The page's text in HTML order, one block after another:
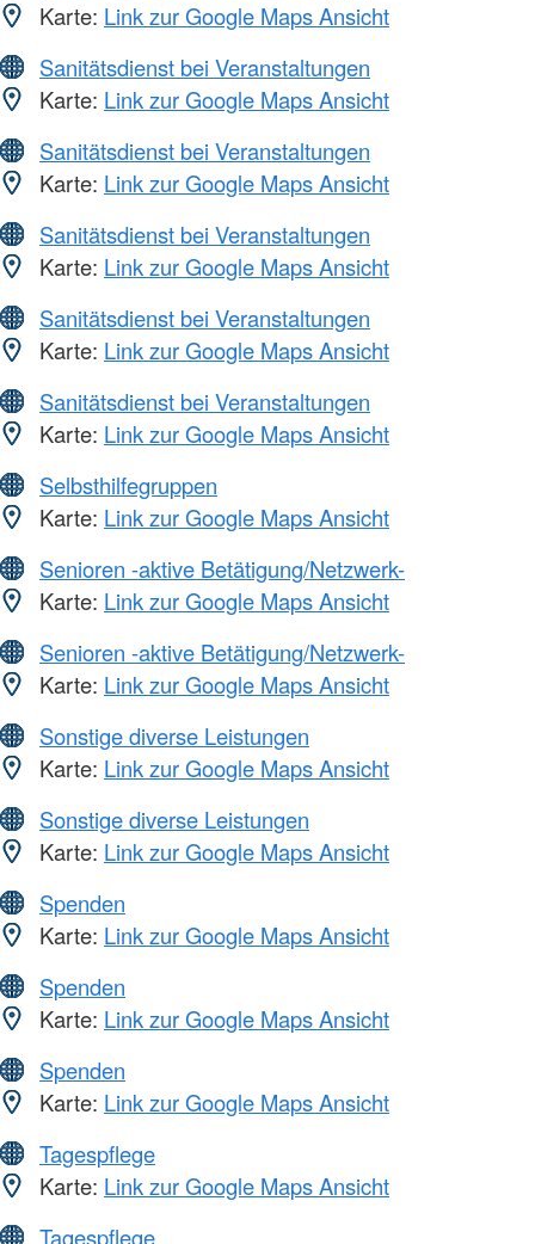
Karte: Link zur Google Maps Ansicht
Sanitätsdienst bei Veranstaltungen
Karte: Link zur Google Maps Ansicht
Sanitätsdienst bei Veranstaltungen
Karte: Link zur Google Maps Ansicht
Sanitätsdienst bei Veranstaltungen
Karte: Link zur Google Maps Ansicht
Sanitätsdienst bei Veranstaltungen
Karte: Link zur Google Maps Ansicht
Sanitätsdienst bei Veranstaltungen
Karte: Link zur Google Maps Ansicht
Selbsthilfegruppen
Karte: Link zur Google Maps Ansicht
Senioren -aktive Betätigung/Netzwerk-
Karte: Link zur Google Maps Ansicht
Senioren -aktive Betätigung/Netzwerk-
Karte: Link zur Google Maps Ansicht
Sonstige diverse Leistungen
Karte: Link zur Google Maps Ansicht
Sonstige diverse Leistungen
Karte: Link zur Google Maps Ansicht
Spenden
Karte: Link zur Google Maps Ansicht
Spenden
Karte: Link zur Google Maps Ansicht
Spenden
Karte: Link zur Google Maps Ansicht
Tagespflege
Karte: Link zur Google Maps Ansicht
Tagespflege